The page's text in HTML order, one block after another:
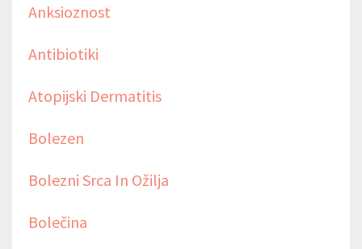
Anksioznost
Antibiotiki
Atopijski Dermatitis
Bolezen
Bolezni Srca In Ožilja
Bolečina